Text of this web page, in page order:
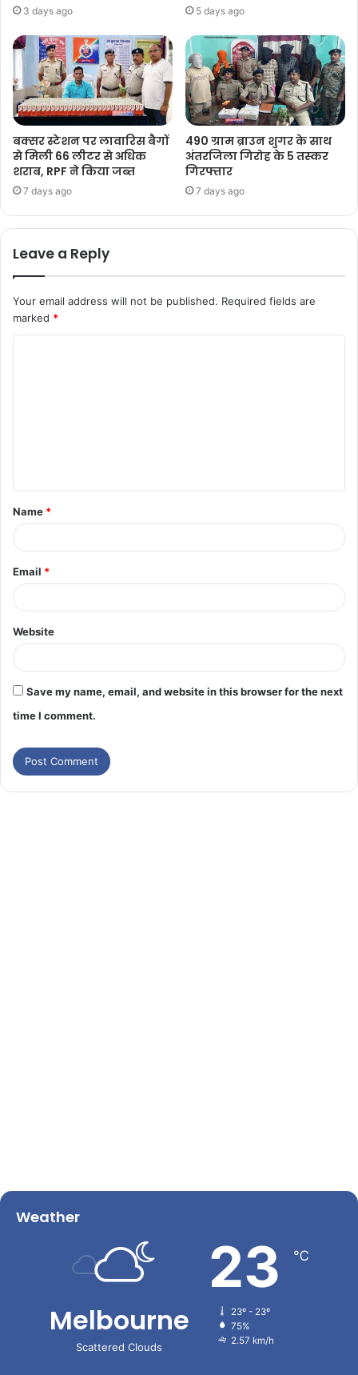
3 days ago 5 days ago
बक्सर स्टेशन पर लावारिस बैगों
से मिली 66 लीटर से अधिक
शराब, RPF ने किया जब्त
7 days ago
490 ग्राम ब्राउन शुगर के साथ
अंतरजिला गिरोह के 5 तस्कर
गिरफ्तार
7 days ago
Leave a Reply
Your email address will not be published. Required fields are
marked *
Name *
Email *
Website
Save my name, email, and website in this browser for the next
time I comment.
Weather
Melbourne
Scattered Clouds
23 ℃
23º - 23º
75%
2.57 km/h